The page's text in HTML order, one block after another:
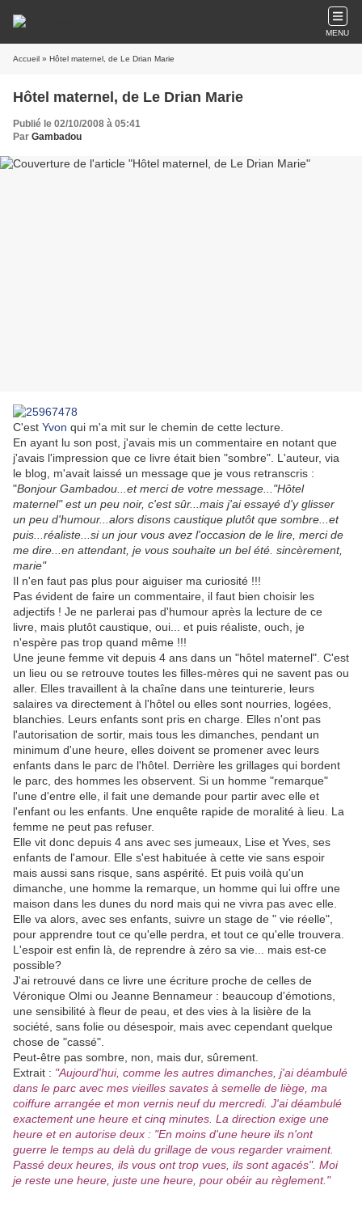
MENU
Accueil » Hôtel maternel, de Le Drian Marie
Hôtel maternel, de Le Drian Marie
Publié le 02/10/2008 à 05:41
Par Gambadou
C'est Yvon qui m'a mit sur le chemin de cette lecture.
En ayant lu son post, j'avais mis un commentaire en notant que
j'avais l'impression que ce livre était bien "sombre". L'auteur, via
le blog, m'avait laissé un message que je vous retranscris :
"Bonjour Gambadou...et merci de votre message..."Hôtel
maternel" est un peu noir, c'est sûr...mais j'ai essayé d'y glisser
un peu d'humour...alors disons caustique plutôt que sombre...et
puis...réaliste...si un jour vous avez l'occasion de le lire, merci de
me dire...en attendant, je vous souhaite un bel été. sincèrement,
marie"
Il n'en faut pas plus pour aiguiser ma curiosité !!!
Pas évident de faire un commentaire, il faut bien choisir les
adjectifs ! Je ne parlerai pas d'humour après la lecture de ce
livre, mais plutôt caustique, oui... et puis réaliste, ouch, je
n'espère pas trop quand même !!!
Une jeune femme vit depuis 4 ans dans un "hôtel maternel". C'est
un lieu ou se retrouve toutes les filles-mères qui ne savent pas ou
aller. Elles travaillent à la chaîne dans une teinturerie, leurs
salaires va directement à l'hôtel ou elles sont nourries, logées,
blanchies. Leurs enfants sont pris en charge. Elles n'ont pas
l'autorisation de sortir, mais tous les dimanches, pendant un
minimum d'une heure, elles doivent se promener avec leurs
enfants dans le parc de l'hôtel. Derrière les grillages qui bordent
le parc, des hommes les observent. Si un homme "remarque"
l'une d'entre elle, il fait une demande pour partir avec elle et
l'enfant ou les enfants. Une enquête rapide de moralité à lieu. La
femme ne peut pas refuser.
Elle vit donc depuis 4 ans avec ses jumeaux, Lise et Yves, ses
enfants de l'amour. Elle s'est habituée à cette vie sans espoir
mais aussi sans risque, sans aspérité. Et puis voilà qu'un
dimanche, une homme la remarque, un homme qui lui offre une
maison dans les dunes du nord mais qui ne vivra pas avec elle.
Elle va alors, avec ses enfants, suivre un stage de " vie réelle",
pour apprendre tout ce qu'elle perdra, et tout ce qu'elle trouvera.
L'espoir est enfin là, de reprendre à zéro sa vie... mais est-ce
possible?
J'ai retrouvé dans ce livre une écriture proche de celles de
Véronique Olmi ou Jeanne Bennameur : beaucoup d'émotions,
une sensibilité à fleur de peau, et des vies à la lisière de la
société, sans folie ou désespoir, mais avec cependant quelque
chose de "cassé".
Peut-être pas sombre, non, mais dur, sûrement.
Extrait : "Aujourd'hui, comme les autres dimanches, j'ai déambulé
dans le parc avec mes vieilles savates à semelle de liège, ma
coiffure arrangée et mon vernis neuf du mercredi. J'ai déambulé
exactement une heure et cinq minutes. La direction exige une
heure et en autorise deux : "En moins d'une heure ils n'ont
guerre le temps au delà du grillage de vous regarder vraiment.
Passé deux heures, ils vous ont trop vues, ils sont agacés". Moi
je reste une heure, juste une heure, pour obéir au règlement."